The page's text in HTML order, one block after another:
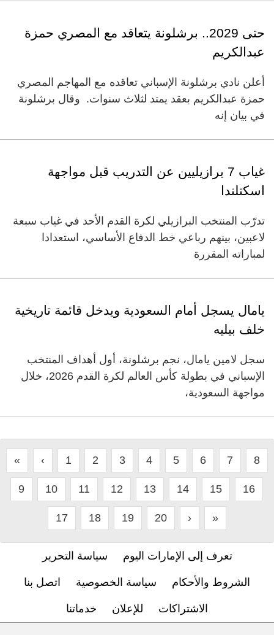
حتى 2029.. برشلونة يتعاقد مع المصري حمزة
عبدالكريم
أعلن نادي برشلونة ‌الإسباني تعاقده مع المهاجم المصري
حمزة عبدالكريم بعقد يمتد لثلاث سنوات. وقال برشلونة
في بيان إنه
غياب 7 برازيليين عن التدريب قبل مواجهة
اسكتلندا
تدرّب المنتخب البرازيلي لكرة القدم الأحد في غياب سبعة
لاعبين، بينهم رباعي خط الدفاع الأساسي، استعدادا
لمباراته المقررة
يامال يسجل أمام السعودية ويدخل قائمة تاريخية
خلف بيليه
سجل لامين يامال، نجم برشلونة، أول أهداف المنتخب
الإسباني في بطولة كأس العالم لكرة القدم 2026، خلال
مواجهة السعودية،
« ‹ 1 2 3 4 5 6 7 8
9 10 11 12 13 14 15 16
17 18 19 20 › »
تعرف إلى الإمارات اليوم سياسة التحرير
الشروط والأحكام سياسة الخصوصية اتصل بنا
الاشتراكات للإعلان خدماتنا